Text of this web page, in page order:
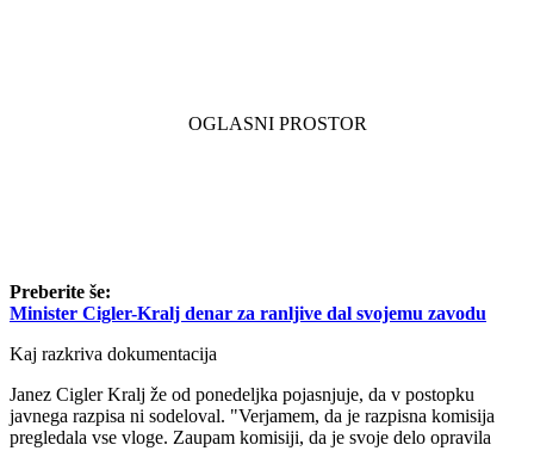
Preberite še:
Minister Cigler-Kralj denar za ranljive dal svojemu zavodu
Kaj razkriva dokumentacija
Janez Cigler Kralj že od ponedeljka pojasnjuje, da v postopku
javnega razpisa ni sodeloval. "Verjamem, da je razpisna komisija
pregledala vse vloge. Zaupam komisiji, da je svoje delo opravila